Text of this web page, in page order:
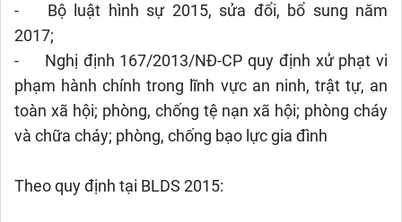
-
Bộ luật hình sự 2015, sửa đổi, bổ sung năm
2017;
-
Nghị định 167/2013/NĐ-CP quy định xử phạt vi
phạm hành chính trong lĩnh vực an ninh, trật tự, an
toàn xã hội; phòng, chống tệ nạn xã hội; phòng cháy
và chữa cháy; phòng, chống bạo lực gia đình
Theo quy định tại BLDS 2015: